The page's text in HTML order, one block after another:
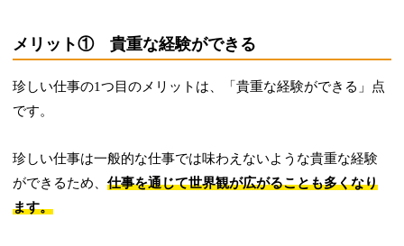
メリット① 貴重な経験ができる
珍しい仕事の1つ目のメリットは、「貴重な経験ができる」点
です。
珍しい仕事は一般的な仕事では味わえないような貴重な経験
ができるため、仕事を通じて世界観が広がることも多くなり
ます。